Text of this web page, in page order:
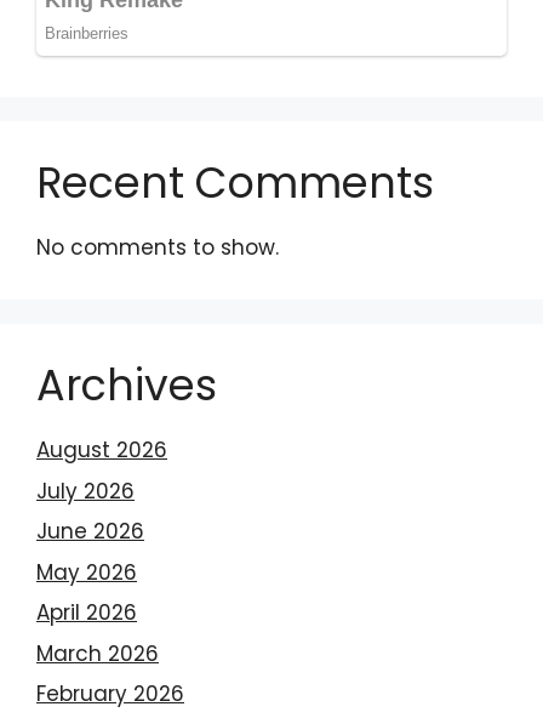
Recent Comments
No comments to show.
Archives
August 2026
July 2026
June 2026
May 2026
April 2026
March 2026
February 2026